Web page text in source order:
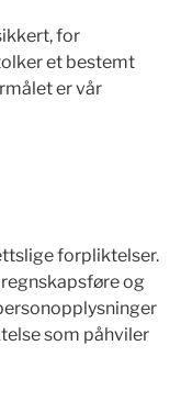
for
et bestemt
er vår
forpliktelser.
og
som påhviler